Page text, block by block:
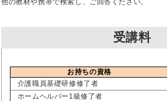
他の教材や携帯で検索し、ご回答ください。
受講料
お持ちの資格
介護職員基礎研修修了者
ホームヘルパー1級修了者